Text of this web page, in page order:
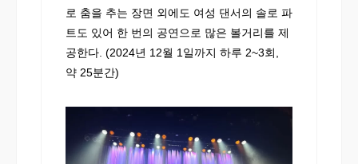
로 춤을 추는 장면 외에도 여성 댄서의 솔로 파
트도 있어 한 번의 공연으로 많은 볼거리를 제
공한다. (2024년 12월 1일까지 하루 2~3회,
약 25분간)